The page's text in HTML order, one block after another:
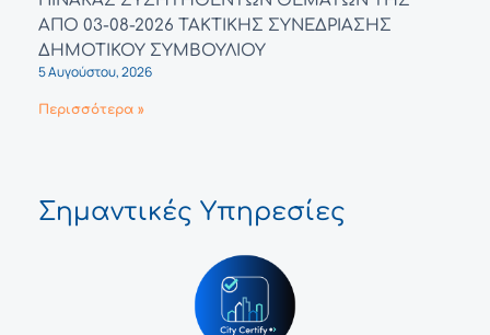
ΑΠΟ 03-08-2026 ΤΑΚΤΙΚΗΣ ΣΥΝΕΔΡΙΑΣΗΣ
ΔΗΜΟΤΙΚΟΥ ΣΥΜΒΟΥΛΙΟΥ
5 Αυγούστου, 2026
Περισσότερα »
Σημαντικές Υπηρεσίες